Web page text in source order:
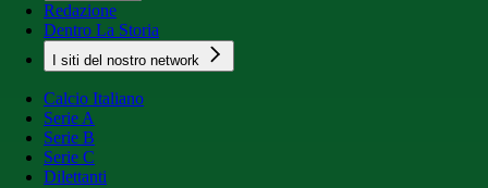
Redazione
Dentro La Storia
I siti del nostro network
Calcio Italiano
Serie A
Serie B
Serie C
Dilettanti